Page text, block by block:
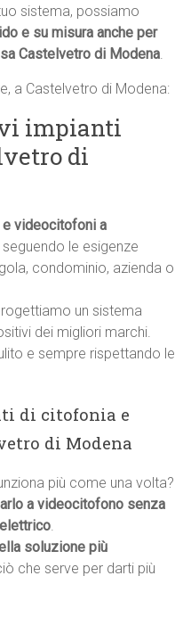
sistema, possiamo
e su misura anche per
Castelvetro di Modena.
a Castelvetro di Modena:
impianti
di
videocitofoni a
seguendo le esigenze
condominio, azienda o
un sistema
dei migliori marchi.
e sempre rispettando le
di citofonia e
di Modena
più come una volta?
a videocitofono senza
.
soluzione più
che serve per darti più